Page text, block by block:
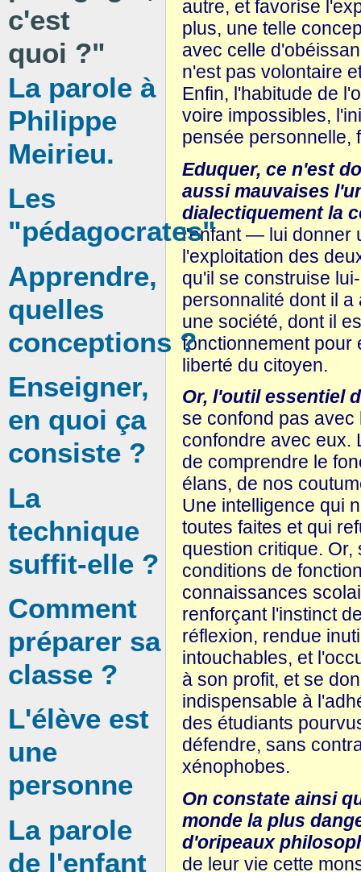
autre, et favorise
plus, une telle
avec celle
n'est pas volontaire
Enfin, l'habitude de
voire impossibles,
pensée personnelle,
Eduquer, ce n'est
aussi mauvaises
dialectiquement la
l'enfant — lui donner
l'exploitation des
qu'il se construise
personnalité dont il
une société, dont il
fonctionnement pour
liberté du citoyen.
Or, l'outil essentiel
se confond pas avec
confondre avec eux.
de comprendre le
élans, de nos
Une intelligence qui
toutes faites et qui
question critique.
conditions de
connaissances
renforçant l'instinct
réflexion, rendue
intouchables, et
à son profit, et se
indispensable à
des étudiants
défendre, sans
xénophobes.
On constate ainsi
monde la plus
d'oripeaux
de leur vie cette
c'est
quoi ?"
La parole à
Philippe
Meirieu.
Les
"pédagocrates"
Apprendre,
quelles
conceptions ?
Enseigner,
en quoi ça
consiste ?
La
technique
suffit-elle ?
Comment
préparer sa
classe ?
L'élève est
une
personne
La parole
de l'enfant